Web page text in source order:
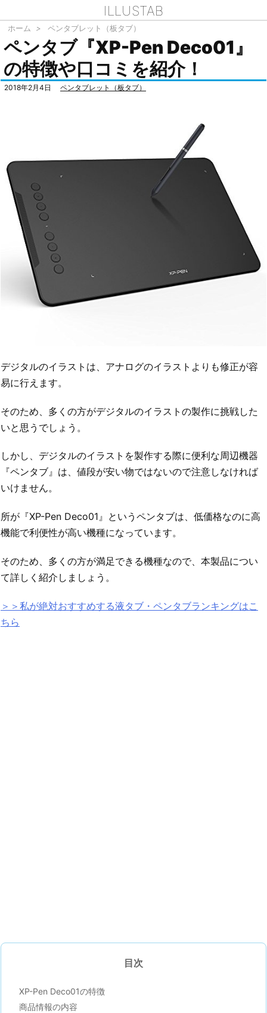
ILLUSTAB
ホーム > ペンタブレット（板タブ）
ペンタブ『XP-Pen Deco01』
の特徴や口コミを紹介！
2018年2月4日 ペンタブレット（板タブ）
デジタルのイラストは、アナログのイラストよりも修正が容
易に行えます。
そのため、多くの方がデジタルのイラストの製作に挑戦した
いと思うでしょう。
しかし、デジタルのイラストを製作する際に便利な周辺機器
『ペンタブ』は、値段が安い物ではないので注意しなければ
いけません。
所が『XP-Pen Deco01』というペンタブは、低価格なのに高
機能で利便性が高い機種になっています。
そのため、多くの方が満足できる機種なので、本製品につい
て詳しく紹介しましょう。
＞＞私が絶対おすすめする液タブ・ペンタブランキングはこ
ちら
目次
XP-Pen Deco01の特徴
商品情報の内容